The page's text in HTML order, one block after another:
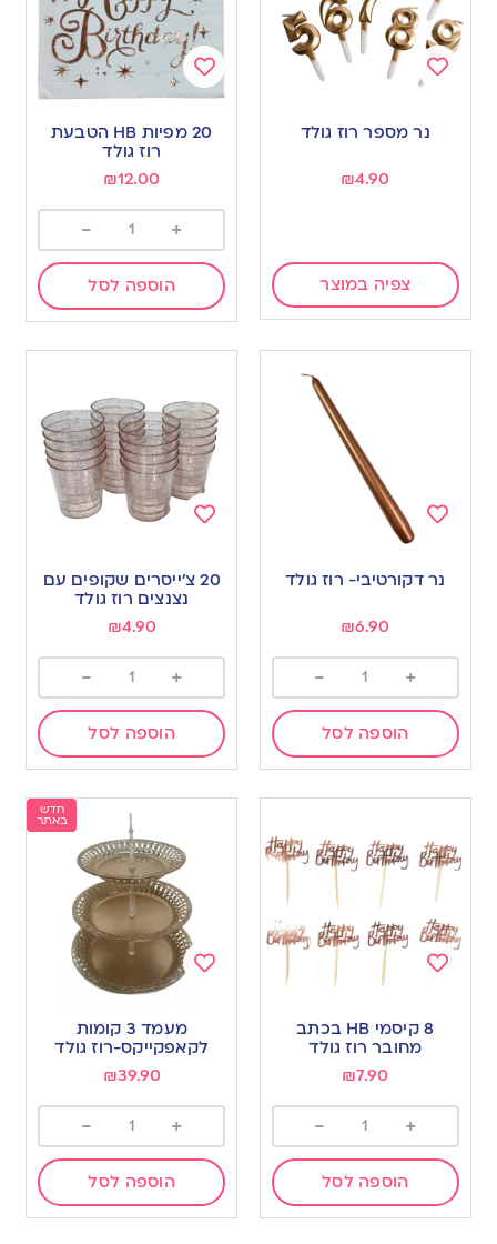
wishlist
נר מספר רוז גולד
₪4.90
צפיה במוצר
Add
to
wishlist
20 מפיות HB הטבעת
רוז גולד
₪12.00
+
-
הוספה לסל
to
wishlist
נר דקורטיבי- רוז גולד
₪6.90
+
-
הוספה לסל
to
wishlist
20 צ’ייסרים שקופים עם
נצנצים רוז גולד
₪4.90
+
-
הוספה לסל
wishlist
8 קיסמי HB בכתב
מחובר רוז גולד
₪7.90
+
-
הוספה לסל
חדש
באתר
wishlist
מעמד 3 קומות
לקאפקייקס-רוז גולד
₪39.90
+
-
הוספה לסל